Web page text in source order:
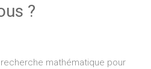
?
mathématique pour